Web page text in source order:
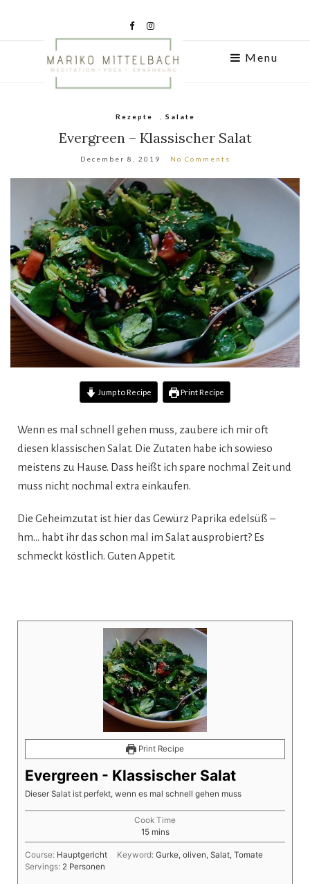
Menu
Rezepte Salate
Evergreen – Klassischer Salat
December 8, 2019 No Comments
Jump to Recipe Print Recipe
Wenn es mal schnell gehen muss, zaubere ich mir oft
diesen klassischen Salat. Die Zutaten habe ich sowieso
meistens zu Hause. Dass heißt ich spare nochmal Zeit und
muss nicht nochmal extra einkaufen.
Die Geheimzutat ist hier das Gewürz Paprika edelsüß –
hm… habt ihr das schon mal im Salat ausprobiert? Es
schmeckt köstlich. Guten Appetit.
Print Recipe
Evergreen - Klassischer Salat
Dieser Salat ist perfekt, wenn es mal schnell gehen muss
Cook Time
15 mins
Course: Hauptgericht Keyword:Gurke, oliven, Salat, Tomate
Servings: 2 Personen